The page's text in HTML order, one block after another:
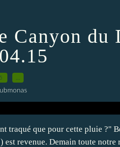
Canyon du
traqué que pour cette pluie ?"
revenue. Demain toute notre